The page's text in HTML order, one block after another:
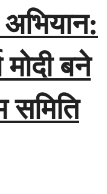
मोदी बने
समिति